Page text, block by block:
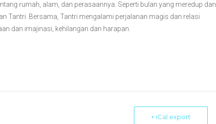
rumah, alam, dan perasaannya. Seperti bulan yang meredup dan
Tantri. Bersama, Tantri mengalami perjalanan magis dan relasi
dan imajinasi, kehilangan dan harapan.
+ iCal export